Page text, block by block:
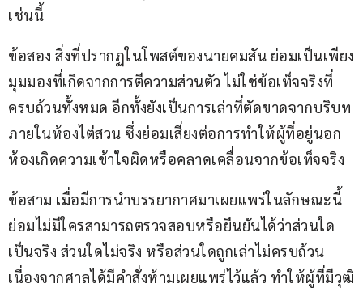
เช่นนี้
ข้อสอง สิ่งที่ปรากฏในโพสต์ของนายคมสัน ย่อมเป็นเพียง
มุมมองที่เกิดจากการตีความส่วนตัว ไม่ใช่ข้อเท็จจริงที่
ครบถ้วนทั้งหมด อีกทั้งยังเป็นการเล่าที่ตัดขาดจากบริบท
ภายในห้องไต่สวน ซึ่งย่อมเสี่ยงต่อการทำให้ผู้ที่อยู่นอก
ห้องเกิดความเข้าใจผิดหรือคลาดเคลื่อนจากข้อเท็จจริง
ข้อสาม เมื่อมีการนำบรรยากาศมาเผยแพร่ในลักษณะนี้
ย่อมไม่มีใครสามารถตรวจสอบหรือยืนยันได้ว่าส่วนใด
เป็นจริง ส่วนใดไม่จริง หรือส่วนใดถูกเล่าไม่ครบถ้วน
เนื่องจากศาลได้มีคำสั่งห้ามเผยแพร่ไว้แล้ว ทำให้ผู้ที่มีวุฒิ